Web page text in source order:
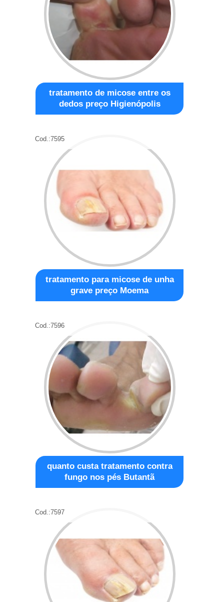
tratamento de micose entre os
dedos preço Higienópolis
Cod.:7595
tratamento para micose de unha
grave preço Moema
Cod.:7596
quanto custa tratamento contra
fungo nos pés Butantã
Cod.:7597